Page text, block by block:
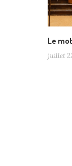
Le
juillet